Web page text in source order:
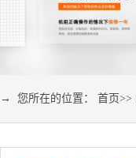
→ 您所在的位置： 首页>>